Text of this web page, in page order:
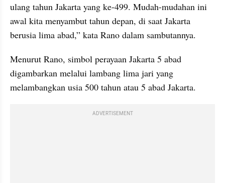
ulang tahun Jakarta yang ke-499. Mudah-mudahan ini
awal kita menyambut tahun depan, di saat Jakarta
berusia lima abad,” kata Rano dalam sambutannya.
Menurut Rano, simbol perayaan Jakarta 5 abad
digambarkan melalui lambang lima jari yang
melambangkan usia 500 tahun atau 5 abad Jakarta.
ADVERTISEMENT